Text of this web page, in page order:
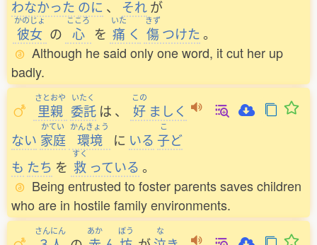
わなかった のに 、 それが
かのじょ
彼女 の
こころ
心 を
いた
痛 く
きず
傷つけた 。
Although he said only one word, it cut her up
badly.
さとおや
里親
いたく
委託 は 、
この
好 ましく
ない
かてい
家庭
かんきょう
環境 に いる
こ
子ど
も たち を
すく
救 っている 。
Being entrusted to foster parents saves children
who are in hostile family environments.
さんにん あか ぼう な